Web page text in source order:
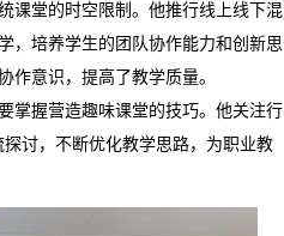
课堂的时空限制。他推行线上线下混
，培养学生的团队协作能力和创新思
意识，提高了教学质量。
掌握营造趣味课堂的技巧。他关注行
讨，不断优化教学思路，为职业教